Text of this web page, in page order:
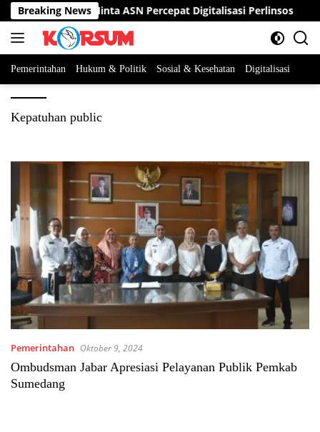
Langsung
ke
konten
Breaking News
Sumedang Minta ASN Percepat Digitalisasi Perlinsos
Pemerintahan Hukum & Politik Sosial & Kesehatan Digitalisasi
Kepatuhan public
Pemerintahan Oktober 9, 2024
Ombudsman Jabar Apresiasi Pelayanan Publik Pemkab
Sumedang